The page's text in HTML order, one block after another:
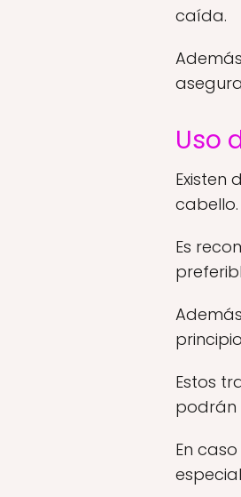
caída.
Uso
cabello.
Es
Estos
podrán
En